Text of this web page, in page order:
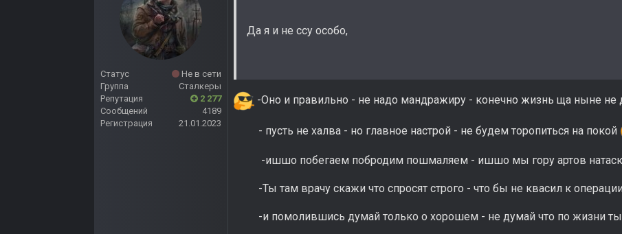
Статус
Не в сети
Группа
Сталкеры
Репутация
2 277
Сообщений
4189
Регистрация
21.01.2023
Да я и не ссу особо,
-Оно и правильно - не надо мандражиру - конечно жизнь ща ныне не
- пусть не халва - но главное настрой - не будем торопиться на покой
-ишшо побегаем побродим пошмаляем - ишшо мы гору артов
-Ты там врачу скажи что спросят строго - что бы не квасил к
-и помолившись думай только о хорошем - не думай что по жизни